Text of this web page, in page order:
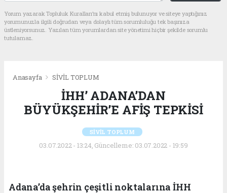
Yorum yazarak Topluluk Kuralları’nı kabul etmiş bulunuyor ve siteye yaptığınız
yorumunuzla ilgili doğrudan veya dolaylı tüm sorumluluğu tek başınıza
üstleniyorsunuz. Yazılan tüm yorumlardan site yönetimi hiçbir şekilde sorumlu
tutulamaz.
Anasayfa SİVİL TOPLUM
İHH’ ADANA’DAN
BÜYÜKŞEHİR’E AFİŞ TEPKİSİ
SİVİL TOPLUM
03.07.2022 - 13:24, Güncelleme: 03.07.2022 - 19:59
Adana’da şehrin çeşitli noktalarına İHH